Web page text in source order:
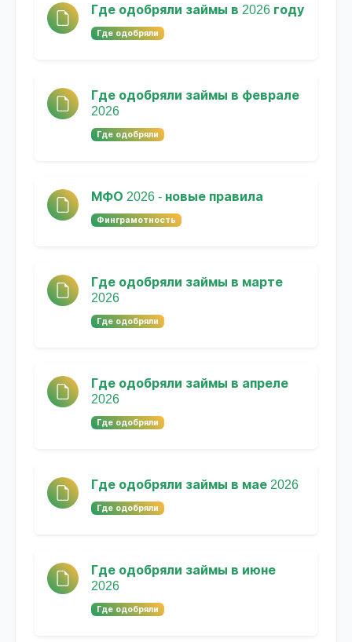
Где одобряли займы в 2026 году
Где одобряли
Где одобряли займы в феврале
2026
Где одобряли
МФО 2026 - новые правила
Финграмотность
Где одобряли займы в марте
2026
Где одобряли
Где одобряли займы в апреле
2026
Где одобряли
Где одобряли займы в мае 2026
Где одобряли
Где одобряли займы в июне
2026
Где одобряли